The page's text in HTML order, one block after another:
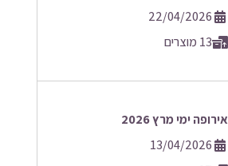
22/04/2026
13 מוצרים
אירופה ימי מרץ 2026
13/04/2026